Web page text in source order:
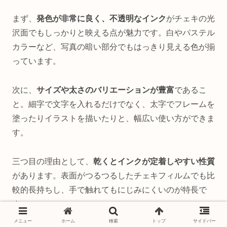
まず、 発色が非常に良く、不透明なインクがチェキの光
沢面でもしっかりと映える点が魅力です。白やパステル
カラーなど、写真の暗い部分でもはっきり見える色が揃
っています。
次に、 サイズや太さのバリエーションが豊富であるこ
と。細字で文字を入れるだけでなく、太字でフレームを
塗ったりイラストを描いたりと、幅広い使い方ができま
す。
三つ目の理由として、 乾くとインクが定着しやすい性質
があります。表面がつるつるしたチェキフィルムでも比
較的長持ちし、手で触れてもにじみにくいのが特長で
す。
メニュー ホーム 検索 トップ サイドバー